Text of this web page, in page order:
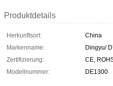
Produktdetails
Herkunftsort:
China
Markenname:
Dingyu/
Zertifizierung:
CE,
Modellnummer:
DE1300